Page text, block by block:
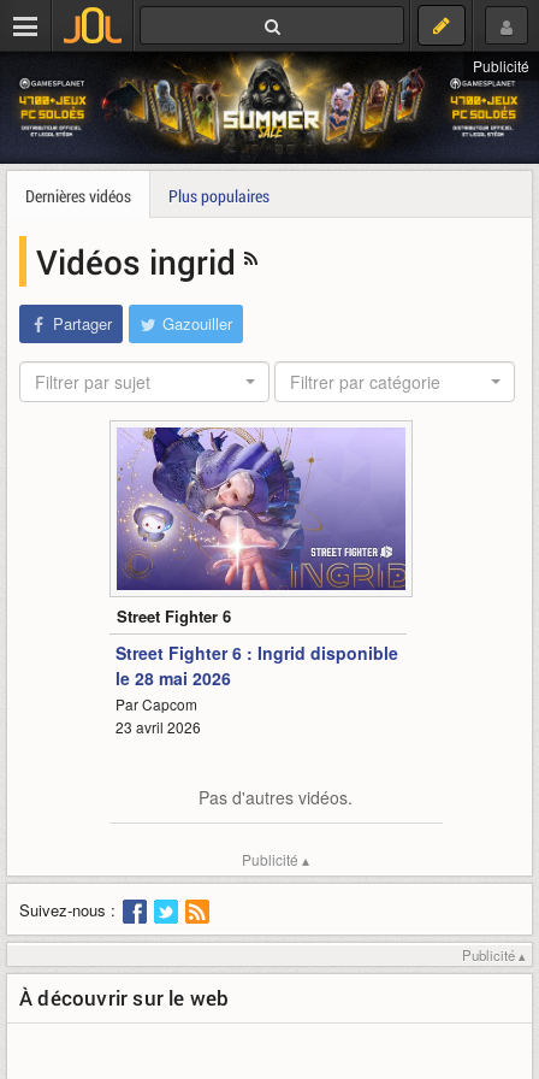
Publicité
Dernières vidéos Plus populaires
Vidéos ingrid
Partager Gazouiller
Filtrer par sujet Filtrer par catégorie
3:03
Street Fighter 6
Street Fighter 6 : Ingrid disponible
le 28 mai 2026
Par Capcom
23 avril 2026
Pas d'autres vidéos.
Publicité ▴
Suivez-nous :
Publicité ▴
À découvrir sur le web